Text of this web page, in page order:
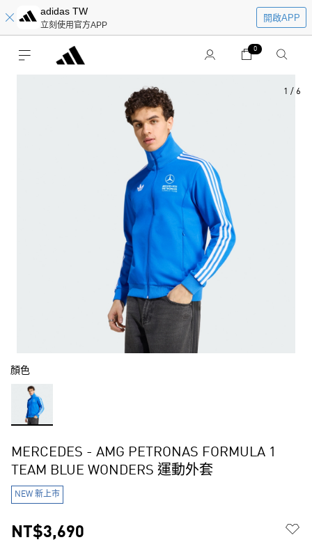
adidas TW
立刻使用官方APP
開啟APP
0
1 / 6
顏色
MERCEDES - AMG PETRONAS FORMULA 1
TEAM BLUE WONDERS 運動外套
NEW 新上市
NT$3,690